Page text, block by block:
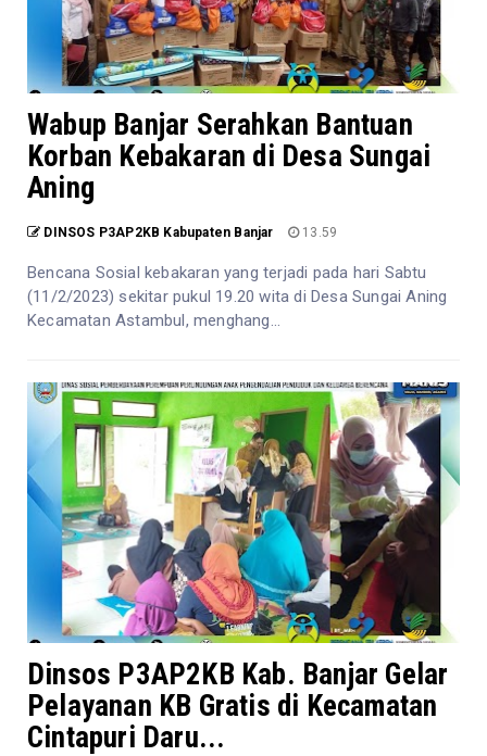
Wabup Banjar Serahkan Bantuan
Korban Kebakaran di Desa Sungai
Aning
DINSOS P3AP2KB Kabupaten Banjar 13.59
Bencana Sosial kebakaran yang terjadi pada hari Sabtu
(11/2/2023) sekitar pukul 19.20 wita di Desa Sungai Aning
Kecamatan Astambul, menghang...
Dinsos P3AP2KB Kab. Banjar Gelar
Pelayanan KB Gratis di Kecamatan
Cintapuri Daru...